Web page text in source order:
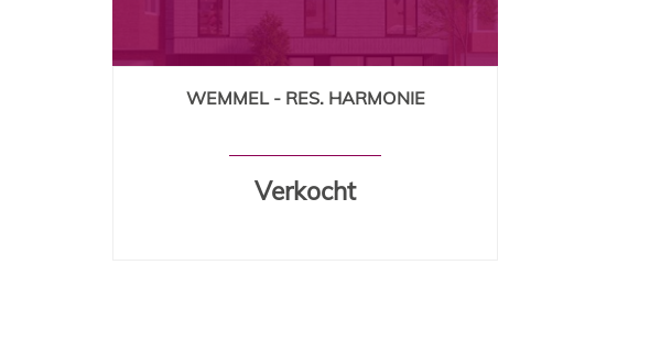
100 % Vendu 6 unités
WEMMEL - RES. HARMONIE
Verkocht